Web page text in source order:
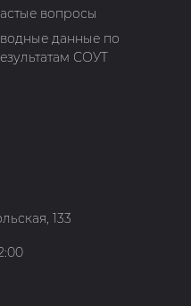
вопросы
данные по
СОУТ
133